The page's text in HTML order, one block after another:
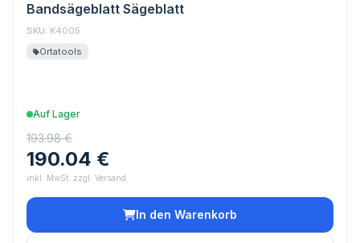
Bandsägeblatt Sägeblatt
SKU: K4005
Ortatools
Auf Lager
193.98 €
190.04 €
inkl. MwSt. zzgl. Versand
In den Warenkorb